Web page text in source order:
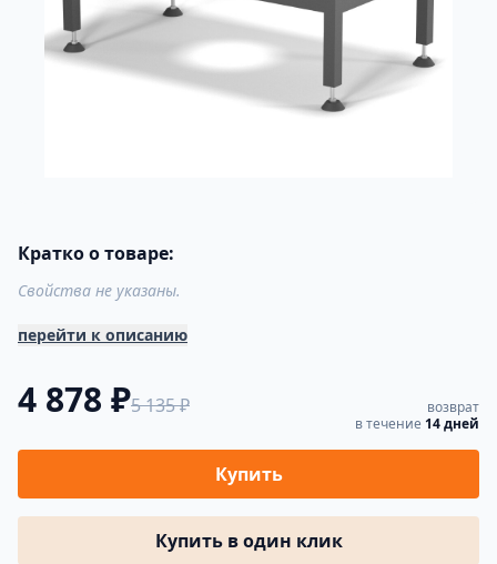
Кратко о товаре:
Свойства не указаны.
перейти к описанию
4 878 ₽5 135 ₽
возврат
в течение 14 дней
Купить
Купить в один клик